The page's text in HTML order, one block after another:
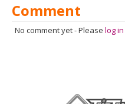
Comment
No comment yet-Please log in